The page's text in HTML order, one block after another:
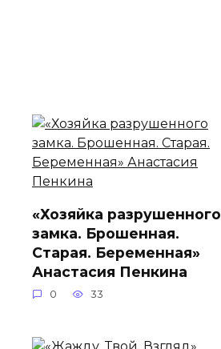
«Хозяйка разрушенного
замка. Брошенная.
Старая. Беременная»
Анастасия Пенкина
0 33